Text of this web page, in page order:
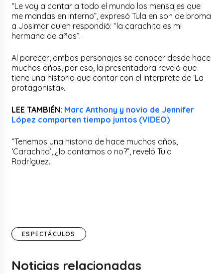
“Le voy a contar a todo el mundo los mensajes que
me mandas en interno”, expresó Tula en son de broma
a Josimar quien respondió: “la carachita es mi
hermana de años”.
Al parecer, ambos personajes se conocer desde hace
muchos años, por eso, la presentadora reveló que
tiene una historia que contar con el interprete de ‘La
protagonista».
LEE TAMBIÉN: Marc Anthony y novio de Jennifer
López comparten tiempo juntos (VIDEO)
“Tenemos una historia de hace muchos años,
‘Carachita’, ¿lo contamos o no?”, reveló Tula
Rodríguez.
ESPECTÁCULOS
Noticias relacionadas